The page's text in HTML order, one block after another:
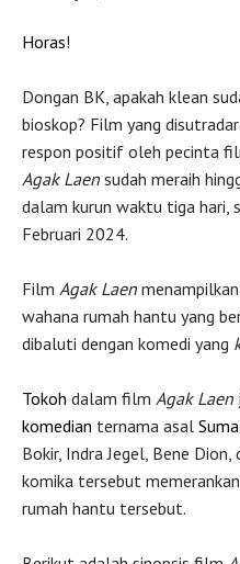
Horas!
Dongan BK, apakah klean
bioskop? Film yang
respon positif oleh pecinta
Agak Laen sudah meraih
dalam kurun waktu tiga hari,
Februari 2024.
Film Agak Laen
wahana rumah hantu yang
dibaluti dengan komedi yang
Tokoh dalam film Agak Laen
komedian ternama asal
Bokir, Indra Jegel, Bene Dion,
komika tersebut
rumah hantu tersebut.